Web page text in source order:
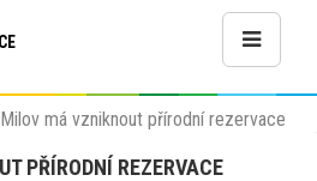
má vzniknout přírodní rezervace
PŘÍRODNÍ REZERVACE